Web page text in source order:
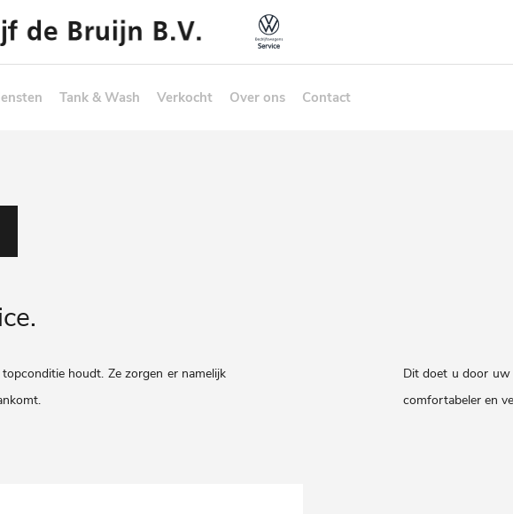
Tank & Wash Verkocht Over ons Contact
houdt. Ze zorgen er namelijk
Dit doet u door uw
comfortabeler en